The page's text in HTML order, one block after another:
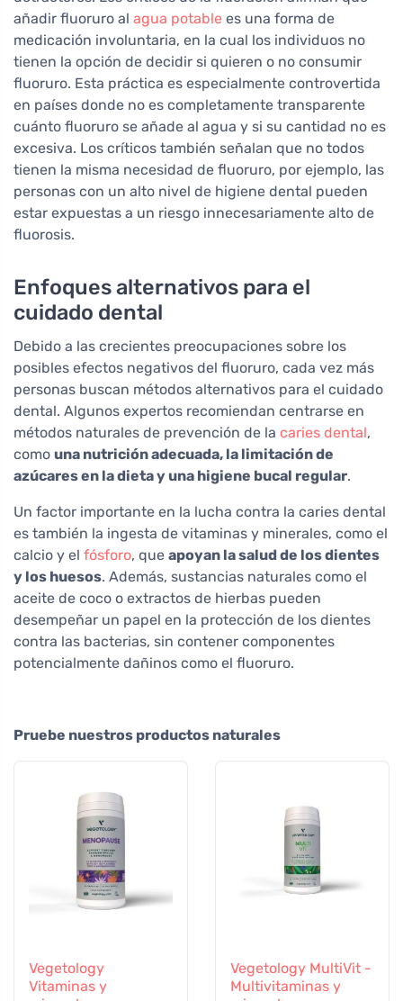
añadir fluoruro al agua potable es una forma de
medicación involuntaria, en la cual los individuos no
tienen la opción de decidir si quieren o no consumir
fluoruro. Esta práctica es especialmente controvertida
en países donde no es completamente transparente
cuánto fluoruro se añade al agua y si su cantidad no es
excesiva. Los críticos también señalan que no todos
tienen la misma necesidad de fluoruro, por ejemplo, las
personas con un alto nivel de higiene dental pueden
estar expuestas a un riesgo innecesariamente alto de
fluorosis.
Enfoques alternativos para el
cuidado dental
Debido a las crecientes preocupaciones sobre los
posibles efectos negativos del fluoruro, cada vez más
personas buscan métodos alternativos para el cuidado
dental. Algunos expertos recomiendan centrarse en
métodos naturales de prevención de la caries dental,
como una nutrición adecuada, la limitación de
azúcares en la dieta y una higiene bucal regular.
Un factor importante en la lucha contra la caries dental
es también la ingesta de vitaminas y minerales, como el
calcio y el fósforo, que apoyan la salud de los dientes
y los huesos. Además, sustancias naturales como el
aceite de coco o extractos de hierbas pueden
desempeñar un papel en la protección de los dientes
contra las bacterias, sin contener componentes
potencialmente dañinos como el fluoruro.
Pruebe nuestros productos naturales
Vegetology
Vitaminas y
Vegetology MultiVit -
Multivitaminas y